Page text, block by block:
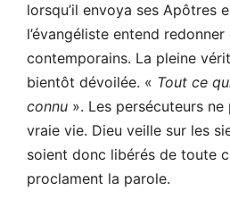
lorsqu’il envoya ses Apôtres
l’évangéliste entend
contemporains. La pleine
bientôt dévoilée. « Tout ce
connu ». Les persécuteurs
vraie vie. Dieu veille sur les
soient donc libérés de toute
proclament la parole.